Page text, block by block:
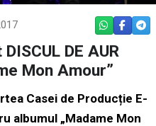
WHATSAPP
DE AUR
Mon Amour”
Casei de Producție E-
albumul „Madame Mon